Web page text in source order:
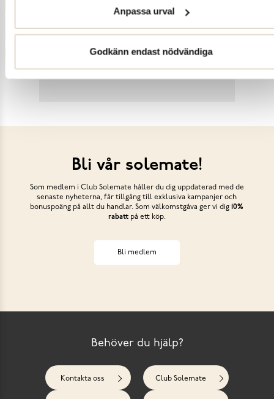
Anpassa urval
Godkänn endast nödvändiga
Bli vår solemate!
Som medlem i Club Solemate håller du dig uppdaterad med de
senaste nyheterna, får tillgång till exklusiva kampanjer och
bonuspoäng på allt du handlar. Som välkomstgåva ger vi dig 10%
rabattpå ett köp.
Bli medlem
Behöver du hjälp?
Kontakta oss Club Solemate